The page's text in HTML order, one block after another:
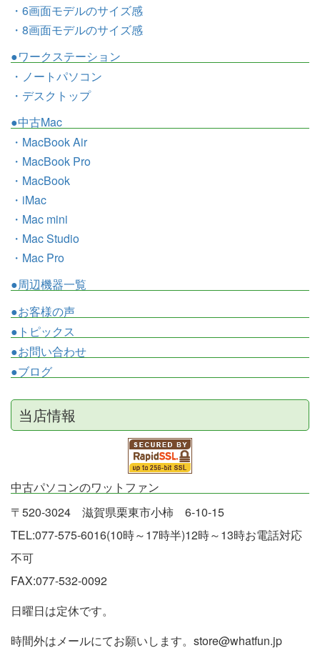
・6画面モデルのサイズ感
・8画面モデルのサイズ感
●ワークステーション
・ノートパソコン
・デスクトップ
●中古Mac
・MacBook Air
・MacBook Pro
・MacBook
・iMac
・Mac mini
・Mac Studio
・Mac Pro
●周辺機器一覧
●お客様の声
●トピックス
●お問い合わせ
●ブログ
当店情報
中古パソコンのワットファン
〒520-3024 滋賀県栗東市小柿 6-10-15
TEL:077-575-6016(10時～17時半)12時～13時お電話対応
不可
FAX:077-532-0092
日曜日は定休です。
時間外はメールにてお願いします。store@whatfun.jp